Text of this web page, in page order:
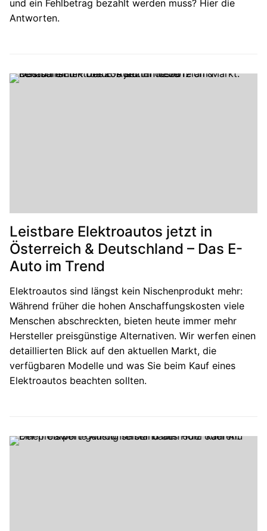
und ein Fehlbetrag bezahlt werden muss? Hier die
Antworten.
Leistbare Elektroautos jetzt in
Österreich & Deutschland – Das E-
Auto im Trend
Elektroautos sind längst kein Nischenprodukt mehr:
Während früher die hohen Anschaffungskosten viele
Menschen abschreckten, bieten heute immer mehr
Hersteller preisgünstige Alternativen. Wir werfen einen
detaillierten Blick auf den aktuellen Markt, die
verfügbaren Modelle und was Sie beim Kauf eines
Elektroautos beachten sollten.